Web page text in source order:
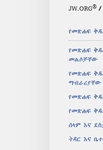
JW.ORG® /
የመጽሐፍ
የመጽሐፍ
መልሶቻቸው
የመጽሐፍ
ማብራሪያቸው
የመጽሐፍ
የመጽሐፍ
ሰላም እና
ትዳር እና